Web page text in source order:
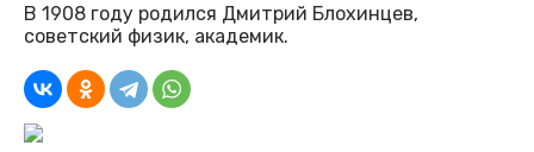
В 1908 году родился Дмитрий Блохинцев,
советский физик, академик.